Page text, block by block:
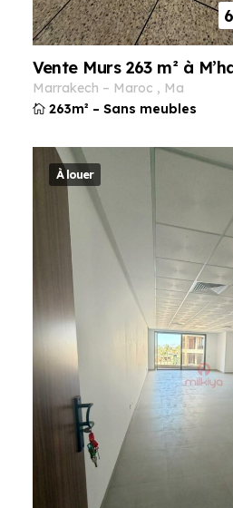
Vente Murs 263 m² à
marrakech – maroc ,
ma
263m² – Sans meubles
À louer